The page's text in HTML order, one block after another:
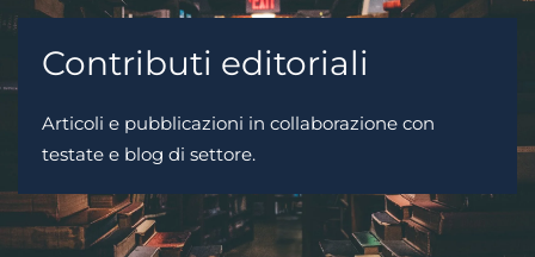
Contributi editoriali
Articoli e pubblicazioni in collaborazione con
testate e blog di settore.